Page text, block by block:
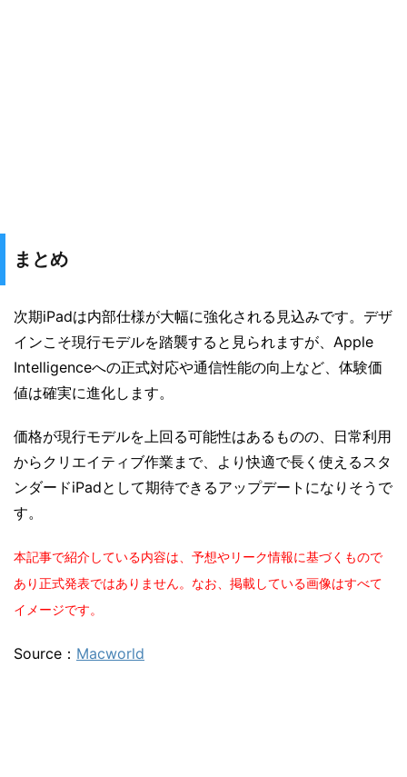
まとめ
次期iPadは内部仕様が大幅に強化される見込みです。デザ
インこそ現行モデルを踏襲すると見られますが、Apple
Intelligenceへの正式対応や通信性能の向上など、体験価
値は確実に進化します。
価格が現行モデルを上回る可能性はあるものの、日常利用
からクリエイティブ作業まで、より快適で長く使えるスタ
ンダードiPadとして期待できるアップデートになりそうで
す。
本記事で紹介している内容は、予想やリーク情報に基づくもので
あり正式発表ではありません。なお、掲載している画像はすべて
イメージです。
Source： Macworld